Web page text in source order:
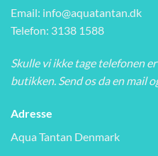
Email: info@aquatantan.dk
Telefon: 3138 1588
Skulle vi ikke tage telefonen
butikken. Send os da en mail
Adresse
Aqua Tantan Denmark